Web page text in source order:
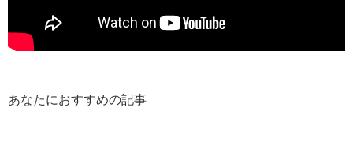
あなたにおすすめの記事